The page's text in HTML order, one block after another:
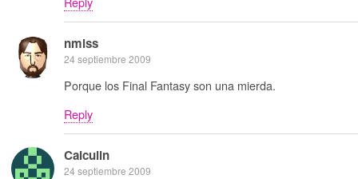
nmlss
24 septiembre 2009
Porque los Final Fantasy son una mierda.
Reply
Calculin
24 septiembre 2009